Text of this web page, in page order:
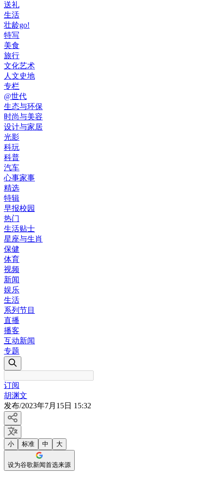
送礼
生活
壮龄go!
特写
美食
旅行
文化艺术
人文史地
专栏
@世代
生态与环保
时尚与美容
设计与家居
光影
科玩
科普
汽车
心事家事
精选
特辑
早报校园
热门
生活贴士
星座与生肖
保健
体育
视频
新闻
娱乐
生活
系列节目
直播
播客
互动新闻
专题
订阅
胡渊文
发布/2023年7月15日 15:32
小 标准 中 大
设为谷歌新闻首选来源